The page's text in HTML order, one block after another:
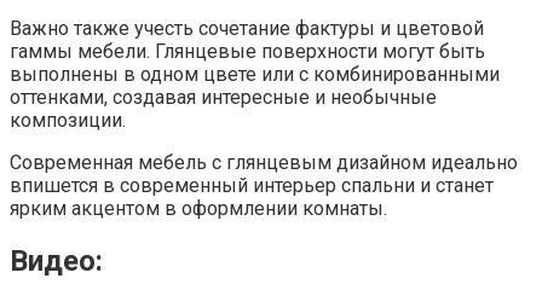
Важно также учесть сочетание фактуры и цветовой
гаммы мебели. Глянцевые поверхности могут быть
выполнены в одном цвете или с комбинированными
оттенками, создавая интересные и необычные
композиции.
Современная мебель с глянцевым дизайном идеально
впишется в современный интерьер спальни и станет
ярким акцентом в оформлении комнаты.
Видео: